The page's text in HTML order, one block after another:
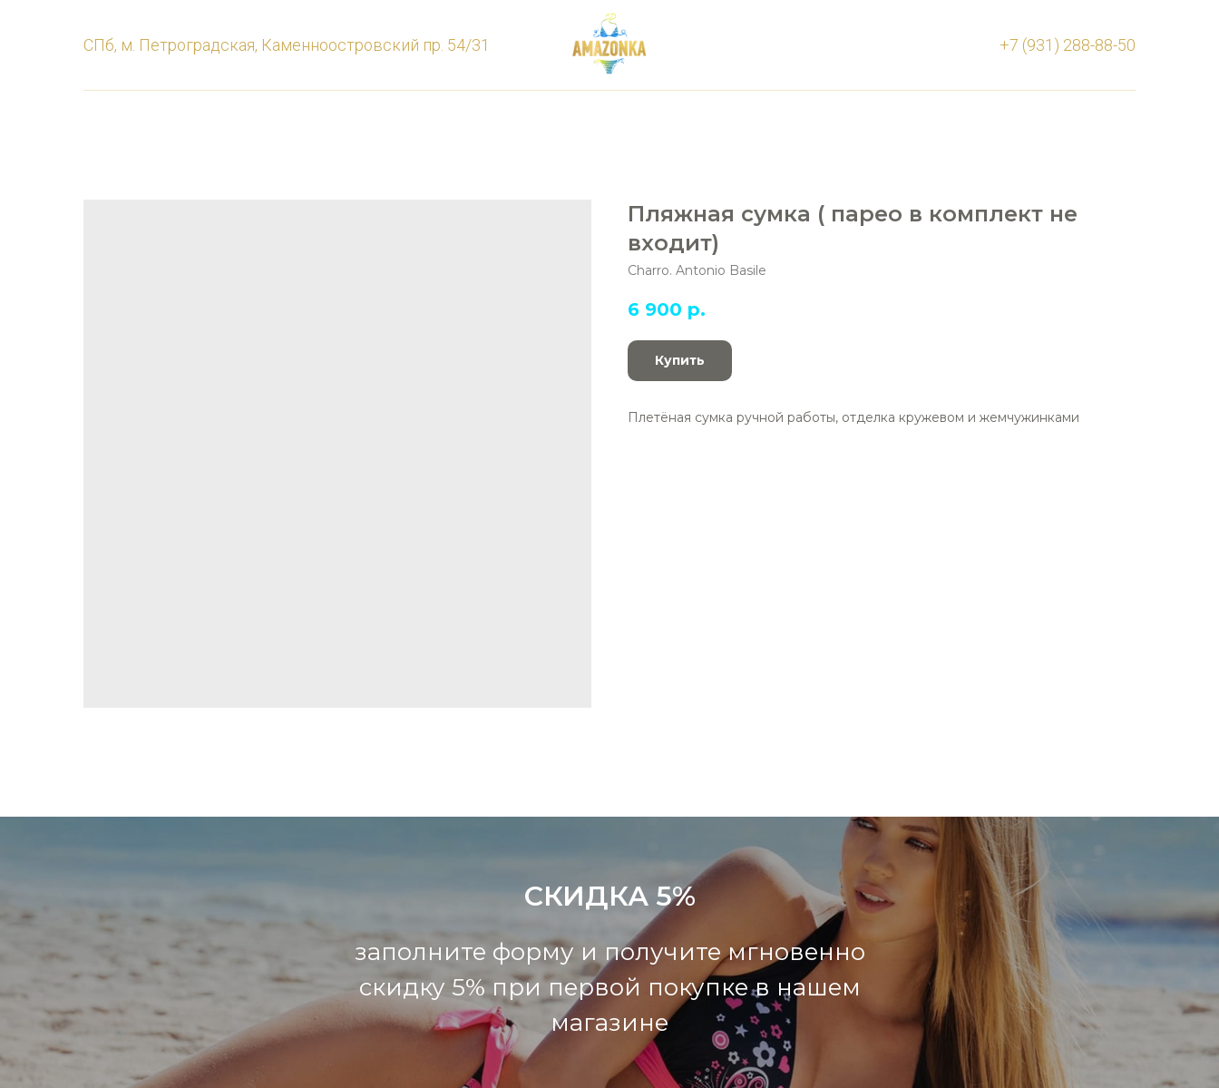
СПб, м. Петроградская, Каменноостровский пр. 54/31 +7 (931) 288-88-50
Пляжная сумка ( парео в комплект не
входит)
Charro. Antonio Basile
6 900 р.
Купить
Плетёная сумка ручной работы, отделка кружевом и жемчужинками
СКИДКА 5%
заполните форму и получите мгновенно
скидку 5% при первой покупке в нашем
магазине